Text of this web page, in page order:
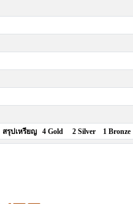
สรุปเหรียญ 4 Gold 2 Silver 1 Bronze